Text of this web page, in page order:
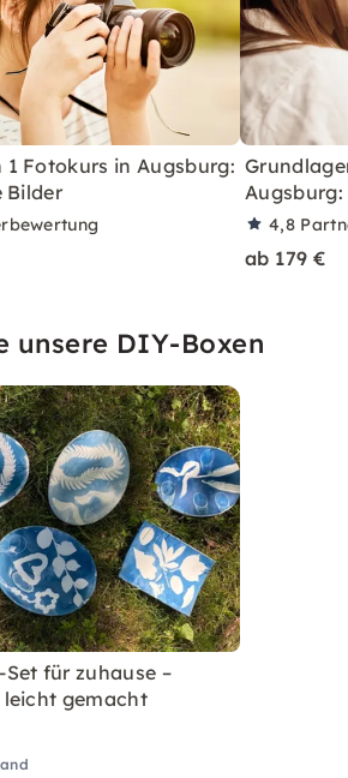
1 Fotokurs in Augsburg:
Bilder
4,8
ab 179 €
unsere DIY-Boxen
für zuhause –
gemacht